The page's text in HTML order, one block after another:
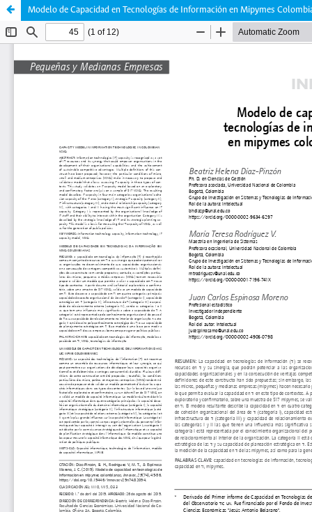
Modelo de Capacidad en Tecnologías de Información en Mipymes